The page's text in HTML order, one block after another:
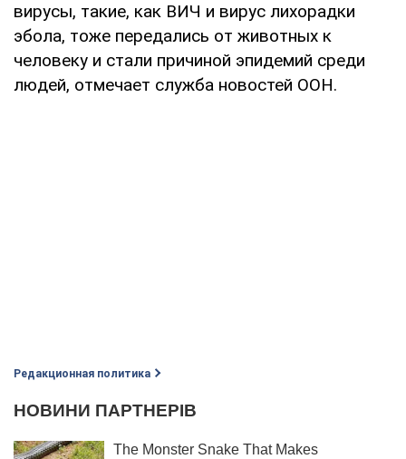
вирусы, такие, как ВИЧ и вирус лихорадки
эбола, тоже передались от животных к
человеку и стали причиной эпидемий среди
людей, отмечает служба новостей ООН.
Редакционная политика